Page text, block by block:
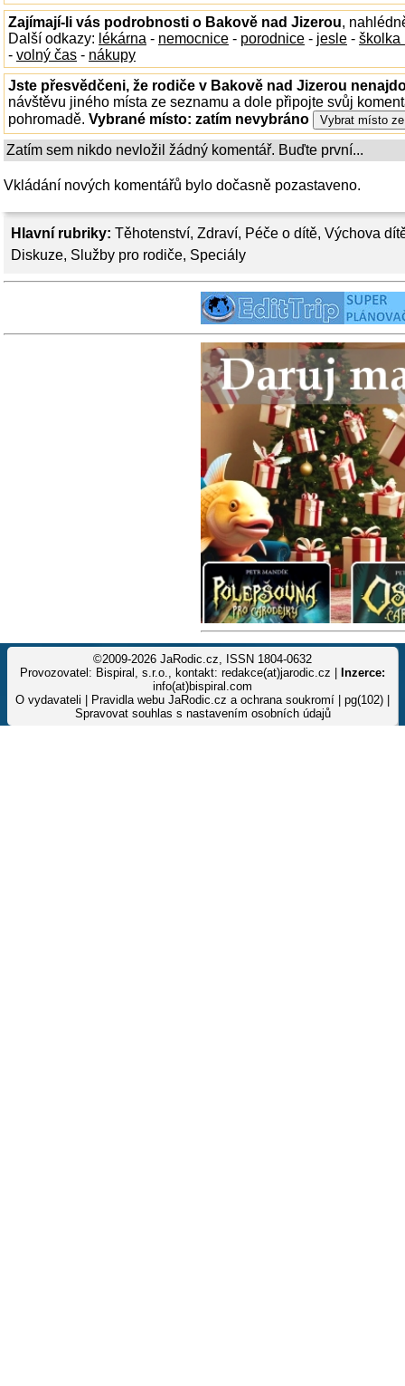
Hlavní rubriky: Těhotenství, Zdraví, Péče o dítě, Výchova
Diskuze, Služby pro rodiče, Speciály
Zajímají-li vás podrobnosti o Bakově nad Jizerou,
Další odkazy: lékárna - nemocnice - porodnice - jesle - školka
- volný čas - nákupy
Jste přesvědčeni, že rodiče v Bakově nad Jizerou
návštěvu jiného místa ze seznamu a dole připojte svůj
pohromadě. Vybrané místo: zatím nevybráno
Zatím sem nikdo nevložil žádný komentář. Buďte první...
Vkládání nových komentářů bylo dočasně pozastaveno.
©2009-2026 JaRodic.cz, ISSN 1804-0632
Provozovatel: Bispiral, s.r.o., kontakt: redakce(at)jarodic.cz |
Inzerce:
info(at)bispiral.com
O vydavateli
Pravidla webu JaRodic.cz a ochrana soukromí | pg(102) |
Spravovat souhlas s nastavením osobních údajů